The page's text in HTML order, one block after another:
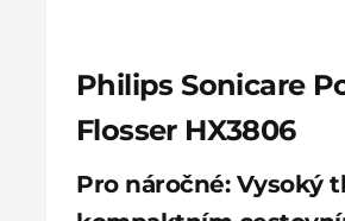
Philips Sonicare
Flosser HX3806
Pro náročné: Vysoký